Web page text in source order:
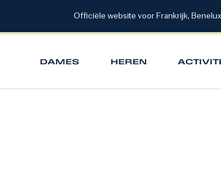
Officiële website voor Frankrijk,
DAMES HEREN